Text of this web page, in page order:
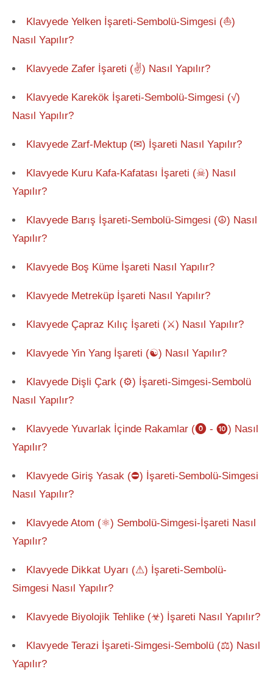
Klavyede Yelken İşareti-Sembolü-Simgesi (⛵)
Nasıl Yapılır?
Klavyede Zafer İşareti (✌) Nasıl Yapılır?
Klavyede Karekök İşareti-Sembolü-Simgesi (√)
Nasıl Yapılır?
Klavyede Zarf-Mektup (✉) İşareti Nasıl Yapılır?
Klavyede Kuru Kafa-Kafatası İşareti (☠) Nasıl
Yapılır?
Klavyede Barış İşareti-Sembolü-Simgesi (☮) Nasıl
Yapılır?
Klavyede Boş Küme İşareti Nasıl Yapılır?
Klavyede Metreküp İşareti Nasıl Yapılır?
Klavyede Çapraz Kılıç İşareti (⚔) Nasıl Yapılır?
Klavyede Yin Yang İşareti (☯) Nasıl Yapılır?
Klavyede Dişli Çark (⚙) İşareti-Simgesi-Sembolü
Nasıl Yapılır?
Klavyede Yuvarlak İçinde Rakamlar (⓿ - ❿) Nasıl
Yapılır?
Klavyede Giriş Yasak (⛔) İşareti-Sembolü-Simgesi
Nasıl Yapılır?
Klavyede Atom (⚛) Sembolü-Simgesi-İşareti Nasıl
Yapılır?
Klavyede Dikkat Uyarı (⚠) İşareti-Sembolü-
Simgesi Nasıl Yapılır?
Klavyede Biyolojik Tehlike (☣) İşareti Nasıl Yapılır?
Klavyede Terazi İşareti-Simgesi-Sembolü (⚖) Nasıl
Yapılır?